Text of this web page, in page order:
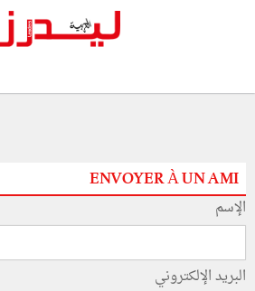
ENVOYER À UN AMI
الإسم
البريد الإلكتروني